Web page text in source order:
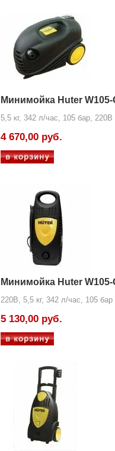
Минимойка Huter W105-
5,5 кг, 342 л/час, 105 бар, 220В
4 670,00 руб.
Минимойка Huter W105-
220В, 5,5 кг, 342 л/час, 105 бар
5 130,00 руб.